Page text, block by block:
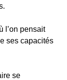
l’on pensait
ses capacités
se